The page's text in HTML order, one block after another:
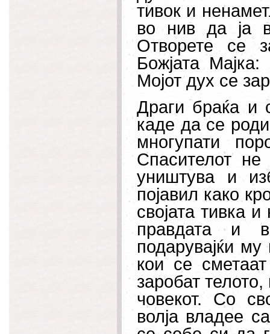
тивок и
во нив да ја
Отворете се
Божјата
Мојот дух се
Драги браќа и
каде да се
многупати
Спасителот
уништува и
појавил како
својата тивка
правдата и
подарувајќи
кои се
заробат
човекот. Со
волја владее